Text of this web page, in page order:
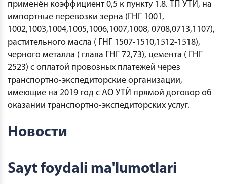
применён коэффициент 0,5 к пункту 1.8. ТП УТЙ, на
импортные перевозки зерна (ГНГ 1001,
1002,1003,1004,1005,1006,1007,1008, 0708,0713,1107),
растительного масла ( ГНГ 1507-1510,1512-1518),
черного металла ( глава ГНГ 72,73), цемента ( ГНГ
2523) с оплатой провозных платежей через
транспортно-экспедиторские организации,
имеющие на 2019 год с АО УТЙ прямой договор об
оказании транспортно-экспедиторских услуг.
Новости
Sayt foydali ma'lumotlari